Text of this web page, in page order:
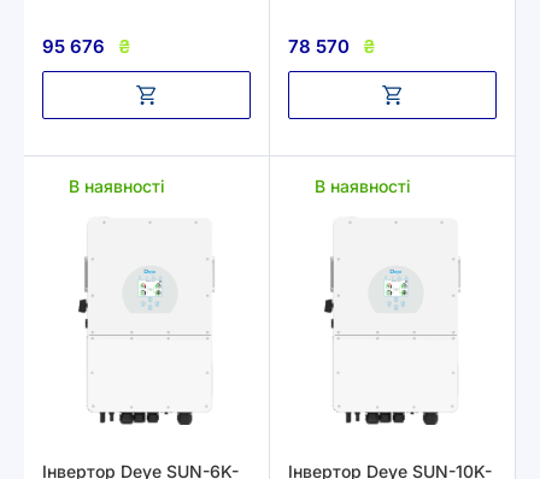
95 676 ₴ 78 570 ₴
В наявності
Інвертор Deye SUN-6K-
В наявності
Інвертор Deye SUN-10K-